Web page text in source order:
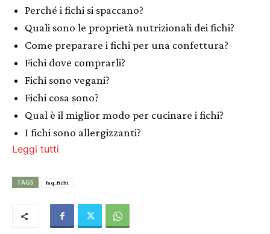
Perché i fichi si spaccano?
Quali sono le proprietà nutrizionali dei fichi?
Come preparare i fichi per una confettura?
Fichi dove comprarli?
Fichi sono vegani?
Fichi cosa sono?
Qual è il miglior modo per cucinare i fichi?
I fichi sono allergizzanti?
Leggi tutti
TAGS faq_fichi